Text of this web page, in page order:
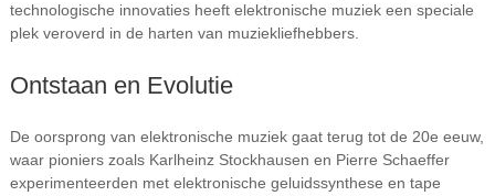
technologische innovaties heeft elektronische muziek een speciale
plek veroverd in de harten van muziekliefhebbers.
Ontstaan en Evolutie
De oorsprong van elektronische muziek gaat terug tot de 20e eeuw,
waar pioniers zoals Karlheinz Stockhausen en Pierre Schaeffer
experimenteerden met elektronische geluidssynthese en tape